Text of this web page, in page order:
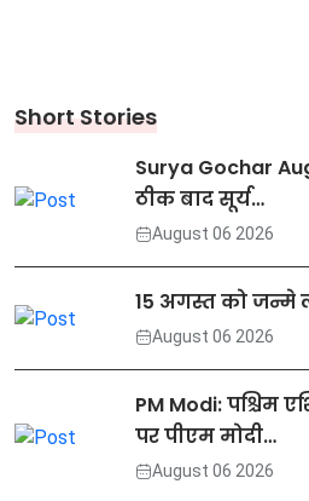
Short Stories
Surya Gochar
ठीक बाद सूर्य…
August 06 2026
15 अगस्त को जन्मे
August 06 2026
PM Modi: पश्चिम
पर पीएम मोदी…
August 06 2026